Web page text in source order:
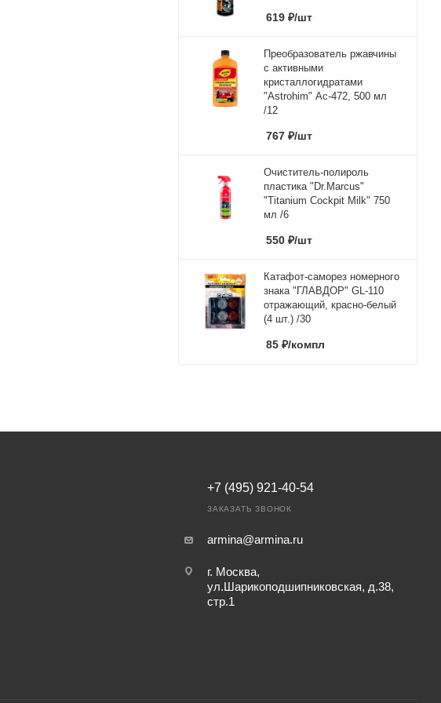
619 ₽/шт
Преобразователь ржавчины
с активными
кристаллогидратами
"Astrohim" Ас-472, 500 мл
/12
767 ₽/шт
Очиститель-полироль
пластика "Dr.Marcus"
"Titanium Cockpit Milk" 750
мл /6
550 ₽/шт
Катафот-саморез номерного
знака "ГЛАВДОР" GL-110
отражающий, красно-белый
(4 шт.) /30
85 ₽/компл
+7 (495) 921-40-54
ЗАКАЗАТЬ ЗВОНОК
armina@armina.ru
г. Москва,
ул.Шарикоподшипниковская, д.38,
стр.1